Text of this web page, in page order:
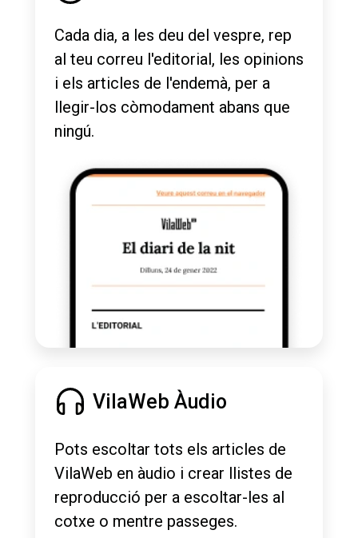
Cada dia, a les deu del vespre, rep
al teu correu l'editorial, les opinions
i els articles de l'endemà, per a
llegir-los còmodament abans que
ningú.
VilaWeb Àudio
Pots escoltar tots els articles de
VilaWeb en àudio i crear llistes de
reproducció per a escoltar-les al
cotxe o mentre passeges.